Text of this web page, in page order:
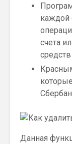
каждой
счета
Данная